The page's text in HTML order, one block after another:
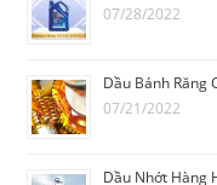
07/28/2022
Dầu Bánh Răng
07/21/2022
Dầu Nhớt Hàng